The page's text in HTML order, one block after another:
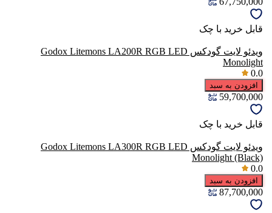
قابل خرید با چک
ویدئو لایت گودکس Godox Litemons LA200R RGB LED
Monolight
0.0
افزودن به سبد
59,700,000
قابل خرید با چک
ویدئو لایت گودکس Godox Litemons LA300R RGB LED
Monolight (Black)
0.0
افزودن به سبد
87,700,000